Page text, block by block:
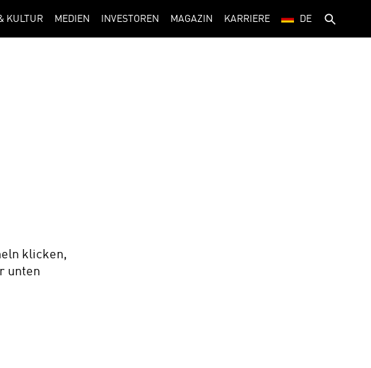
KULTUR MEDIEN INVESTOREN MAGAZIN KARRIERE DE
klicken,
unten